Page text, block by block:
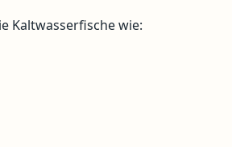
Kaltwasserfische wie: